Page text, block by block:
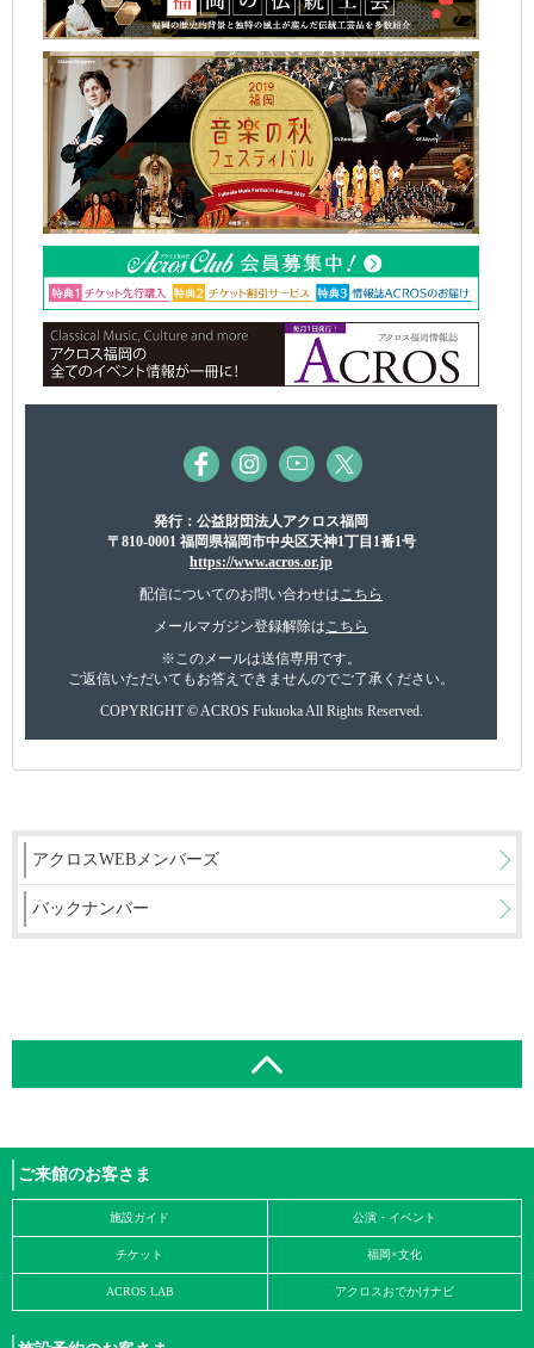
発行：公益財団法人アクロス福岡
〒810-0001 福岡県福岡市中央区天神1丁目1番1号
https://www.acros.or.jp
配信についてのお問い合わせはこちら
メールマガジン登録解除はこちら
※このメールは送信専用です。
ご返信いただいてもお答えできませんのでご了承ください。
COPYRIGHT © ACROS Fukuoka All Rights Reserved.
アクロスWEBメンバーズ
バックナンバー
ご来館のお客さま
施設ガイド 公演・イベント
チケット 福岡×文化
ACROS LAB アクロスおでかけナビ